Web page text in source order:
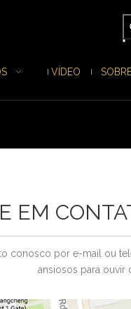
VÍDEO
EM
conosco por e-mail ou
ansiosos para ouvir